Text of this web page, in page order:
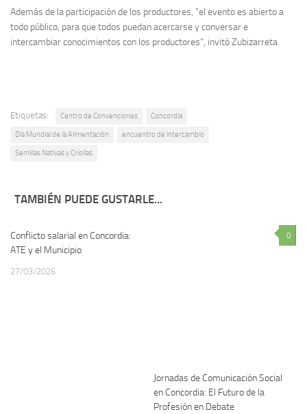
Además de la participación de los productores, ”el evento es abierto a
todo público, para que todos puedan acercarse y conversar e
intercambiar conocimientos con los productores”, invitó Zubizarreta.
Etiquetas: Centro de Convenciones Concordia
Día Mundial de la Alimentación encuentro de intercambio
Semillas Nativas y Criollas
TAMBIÉN PUEDE GUSTARLE...
Conflicto salarial en Concordia:
ATE y el Municipio
27/03/2026
0
Jornadas de Comunicación Social
en Concordia: El Futuro de la
Profesión en Debate